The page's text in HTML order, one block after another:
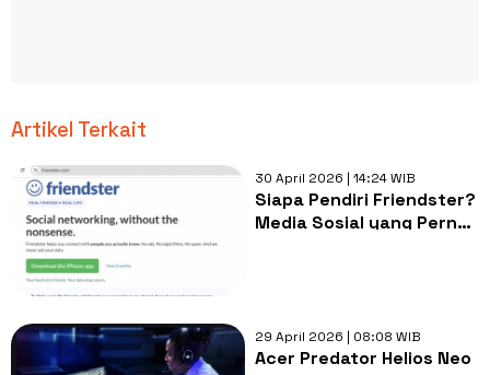
Artikel Terkait
30 April 2026 | 14:24 WIB
Siapa Pendiri Friendster?
Media Sosial yang Pernah
29 April 2026 | 08:08 WIB
Acer Predator Helios Neo